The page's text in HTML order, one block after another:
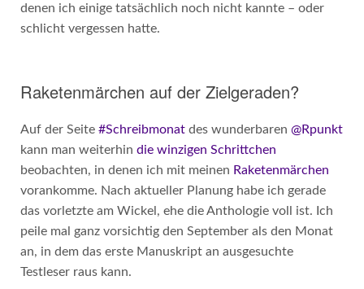
denen ich einige tatsächlich noch nicht kannte – oder
schlicht vergessen hatte.
Raketenmärchen auf der Zielgeraden?
Auf der Seite #Schreibmonatdes wunderbaren @Rpunkt
kann man weiterhin die winzigen Schrittchen
beobachten, in denen ich mit meinen Raketenmärchen
vorankomme. Nach aktueller Planung habe ich gerade
das vorletzte am Wickel, ehe die Anthologie voll ist. Ich
peile mal ganz vorsichtig den September als den Monat
an, in dem das erste Manuskript an ausgesuchte
Testleser raus kann.